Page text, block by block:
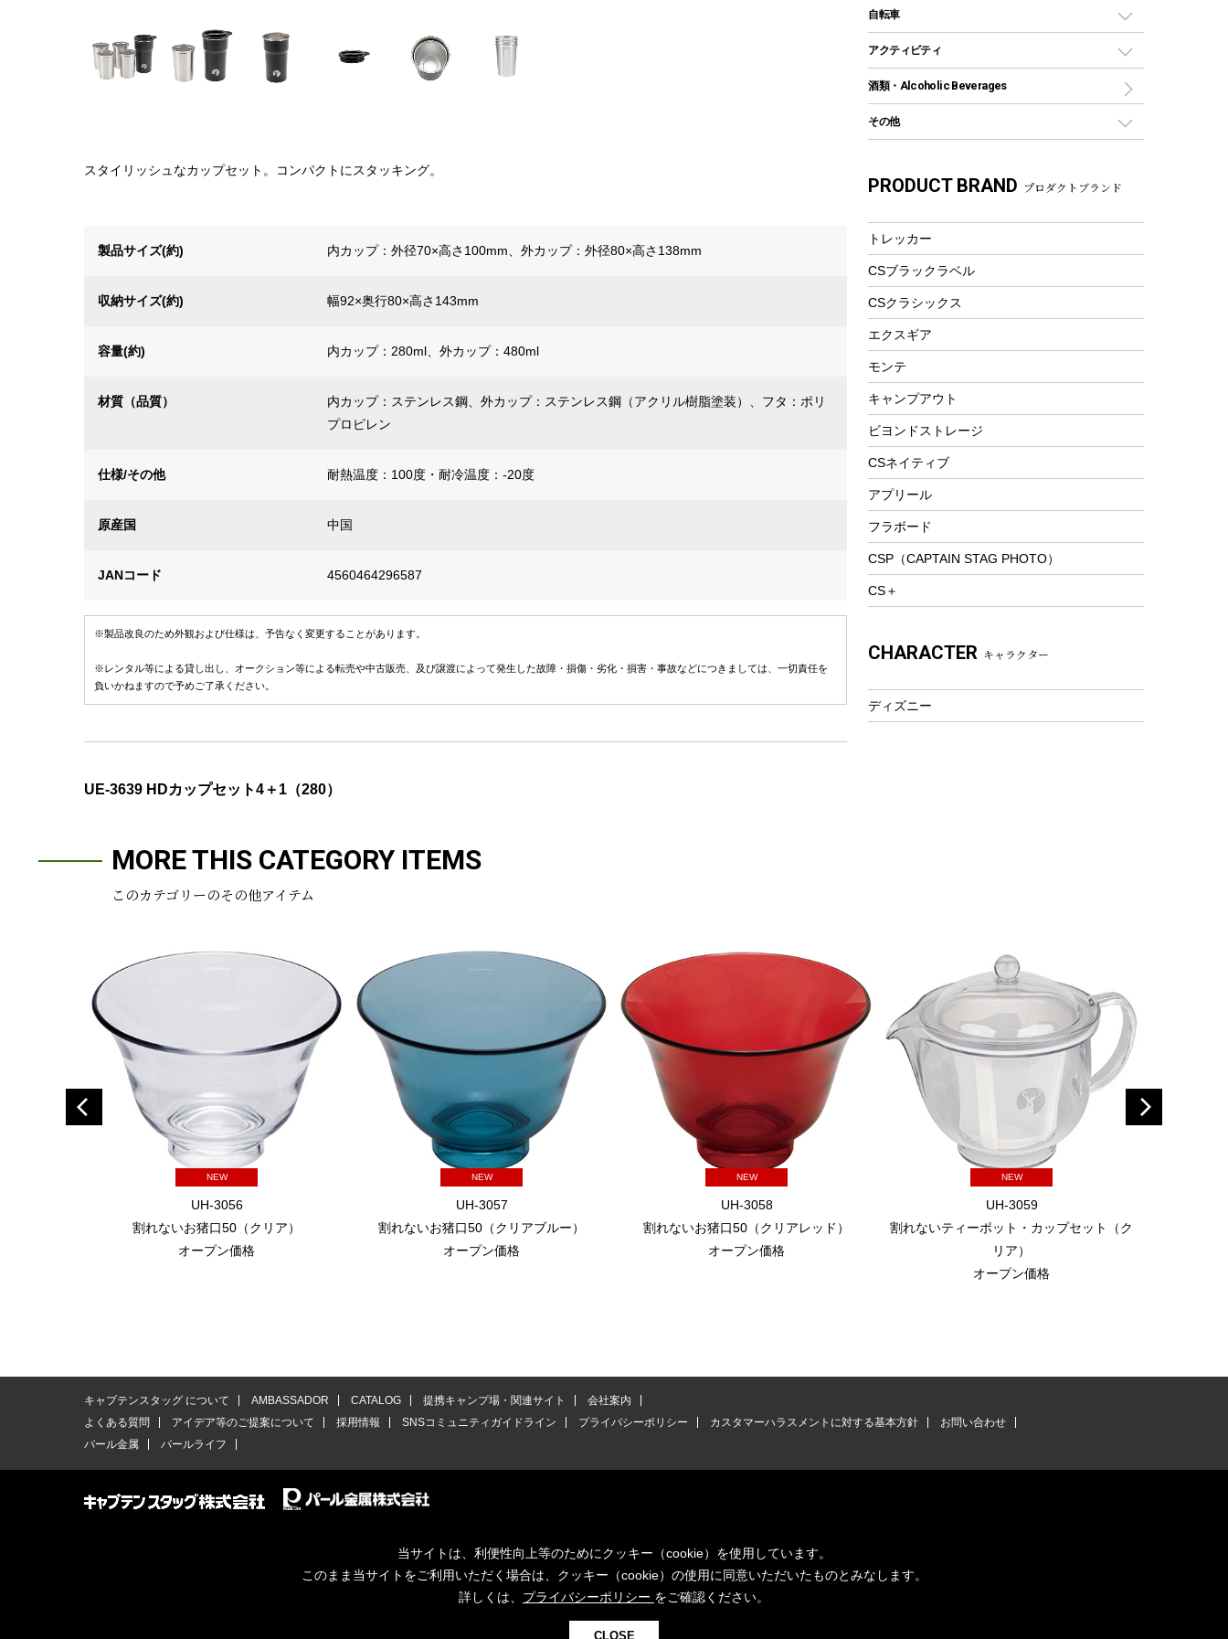
スタイリッシュなカップセット。コンパクトにスタッキング。
製品サイズ(約) 内カップ：外径70×高さ100mm、外カップ：外径80×高さ138mm
収納サイズ(約) 幅92×奥行80×高さ143mm
容量(約) 内カップ：280ml、外カップ：480ml
材質（品質）
内カップ：ステンレス鋼、外カップ：ステンレス鋼（アクリル樹脂塗装）、フタ：ポリ
プロピレン
仕様/その他 耐熱温度：100度・耐冷温度：-20度
原産国 中国
JANコード 4560464296587
※製品改良のため外観および仕様は、予告なく変更することがあります。
※レンタル等による貸し出し、オークション等による転売や中古販売、及び譲渡によって発生した故障・損傷・劣化・損害・事故などにつきましては、一切責任を
負いかねますので予めご了承ください。
UE-3639 HDカップセット4＋1（280）
グランドシート
ガイドロープ
ツール
焚き火台&ストーブ
火起こし
バーベキューツール
燃料・着火剤・炭
クッキングツール
ナイフ
カトラリー
マグカップ、カップ
フードボトル
コーヒー&ミル
トレー
ランチョンマット
ランチボックス
ピクニックセット
ディズニーボトル
保冷剤
リュック、バックパック
トートバッグ、サコッシュ
ショッピングキャリー
その他アウトドア雑貨
レイン
ツール、他
インフレータブル
カヤック
パドル
ヘルメット
アクセサリー
自転車
折りたたみ自転車
スポーツサイクル
シティサイクル
自転車用アクセサリー
自転車ウェア
アクティビティ
マリン
ラッシュガード
テント
フローティングベスト
ヘルメット
エアーポンプ
ウィンター
防寒ウェア
ツール&アクセサリー
トレッキング
トレッキングステッキ
トレッキングアクセサリー
プレイグッズ
ウェルネス
フィットネス
アクセサリー
酒類・Alcoholic Beverages
その他
湯たんぽ
PRODUCT BRAND プロダクトブランド
トレッカー
CSブラックラベル
CSクラシックス
エクスギア
モンテ
キャンプアウト
ビヨンドストレージ
CSネイティブ
アプリール
フラボード
CSP（CAPTAIN STAG PHOTO）
CS＋
CHARACTER キャラクター
ディズニー
MORE THIS CATEGORY ITEMS
このカテゴリーのその他アイテム
NEW
UH-3056
割れないお猪口50（クリア）
オープン価格
NEW
UH-3057
割れないお猪口50（クリアブルー）
オープン価格
NEW
UH-3058
割れないお猪口50（クリアレッド）
オープン価格
NEW
UH-3059
割れないティーポット・カップセット（ク
リア）
オープン価格
キャプテンスタッグ について AMBASSADOR CATALOG 提携キャンプ場・関連サイト
会社案内
よくある質問
アイデア等のご提案について 採用情報 SNSコミュニティガイドライン プライバシーポリシー カスタマーハラスメントに対する基本方針
お問い合わせ
パール金属
パールライフ
当サイトは、利便性向上等のためにクッキー（cookie）を使用しています。
このまま当サイトをご利用いただく場合は、クッキー（cookie）の使用に同意いただいたものとみなします。
詳しくは、 プライバシーポリシー をご確認ください。
CLOSE